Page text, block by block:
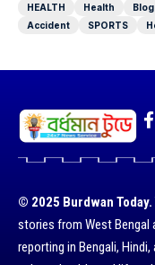
HEALTH
Health
Accident
SPORTS
© 2025 Burdwan Today.
stories from West Bengal
reporting in Bengali,